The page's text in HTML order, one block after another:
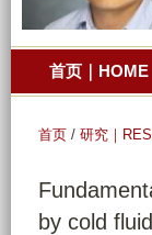
首页｜HOME
首页 / 研究｜
by cold